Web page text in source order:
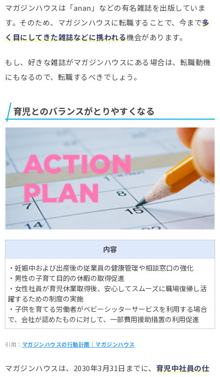
マガジンハウスは「anan」などの有名雑誌を出版していま
す。そのため、マガジンハウスに転職することで、今まで多
く目にしてきた雑誌などに携われる機会があります。
もし、好きな雑誌がマガジンハウスにある場合は、転職動機
にもなるので、転職するべきでしょう。
育児とのバランスがとりやすくなる
内容
・妊娠中および出産後の従業員の健康管理や相談窓口の強化
・男性の子育て目的の休暇の取得促進
・女性社員が育児休業取得後、安心してスムーズに職場復帰し活
躍するための制度の実施
・子供を育てる労働者がベビーシッターサービスを利用する場合
で、会社が認めたものに対して、一部費用援助措置の利用促進
引用： マガジンハウスの行動計画｜マガジンハウス
マガジンハウスは、2030年3月31日までに、 育児中社員の仕